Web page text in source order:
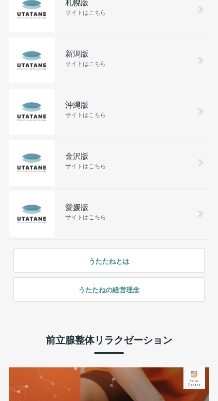
サイトはこちら
新潟版
サイトはこちら
沖縄版
サイトはこちら
金沢版
サイトはこちら
愛媛版
サイトはこちら
うたたねとは
うたたねの経営理念
前立腺整体リラクゼーション